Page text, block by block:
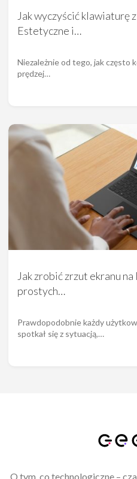
Jak wyczyścić klawiaturę
Estetyczne i…
Niezależnie od tego, jak często
prędzej…
Jak zrobić zrzut ekranu
prostych…
Prawdopodobnie każdy
spotkał się z sytuacją,…
O tym, co technologiczne –